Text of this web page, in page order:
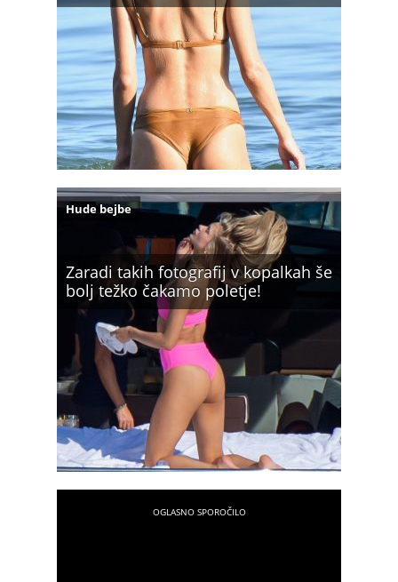
Zaradi takih fotografij v kopalkah še
bolj težko čakamo poletje!
Hude bejbe